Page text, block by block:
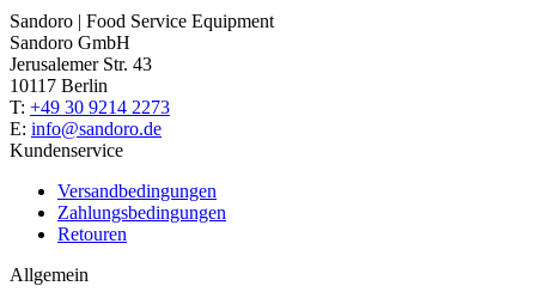
Sandoro | Food Service Equipment
Sandoro GmbH
Jerusalemer Str. 43
10117 Berlin
T: +49 30 9214 2273
E: info@sandoro.de
Kundenservice
Versandbedingungen
Zahlungsbedingungen
Retouren
Allgemein